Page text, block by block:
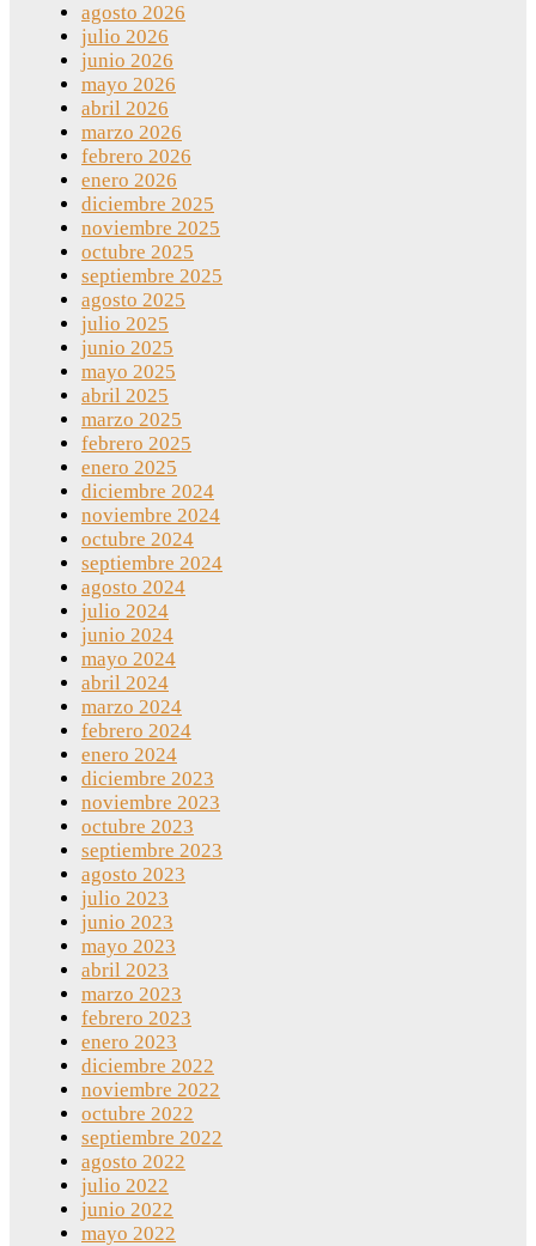
agosto 2026
julio 2026
junio 2026
mayo 2026
abril 2026
marzo 2026
febrero 2026
enero 2026
diciembre 2025
noviembre 2025
octubre 2025
septiembre 2025
agosto 2025
julio 2025
junio 2025
mayo 2025
abril 2025
marzo 2025
febrero 2025
enero 2025
diciembre 2024
noviembre 2024
octubre 2024
septiembre 2024
agosto 2024
julio 2024
junio 2024
mayo 2024
abril 2024
marzo 2024
febrero 2024
enero 2024
diciembre 2023
noviembre 2023
octubre 2023
septiembre 2023
agosto 2023
julio 2023
junio 2023
mayo 2023
abril 2023
marzo 2023
febrero 2023
enero 2023
diciembre 2022
noviembre 2022
octubre 2022
septiembre 2022
agosto 2022
julio 2022
junio 2022
mayo 2022